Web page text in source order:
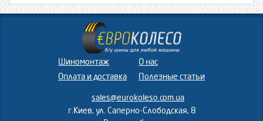
Шиномонтаж
Оплата и доставка
О нас
Полезные статьи
sales@eurokoleso.com.ua
г.Киев, ул. Саперно-Слободская, 8